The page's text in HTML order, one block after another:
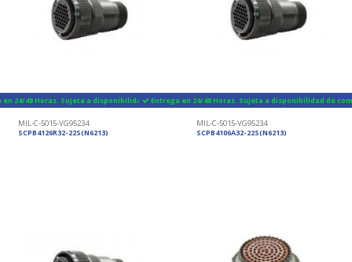
24/48 Horas. Sujeta a disponibilidad de componentes
MIL-C-5015-VG95234
SCPB4126R32-22S(N6213)
Entrega en 24/48 Horas. Sujeta a disponibilidad de
MIL-C-5015-VG95234
SCPB4106A32-22S(N6213)